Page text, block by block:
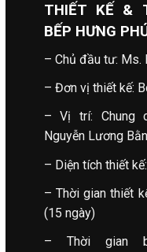
THIẾT KẾ &
BẾP HƯNG
– Chủ đầu tư: Ms.
– Đơn vị thiết kế:
– Vị trí: Chung
Nguyễn Lương
– Diện tích thiết
– Thời gian thiết
(15 ngày)
– Thời gian